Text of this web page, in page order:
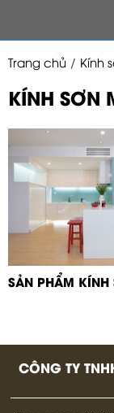
Trang chủ Kính
KÍNH SƠN
SẢN PHẨM KÍNH
CÔNG TY